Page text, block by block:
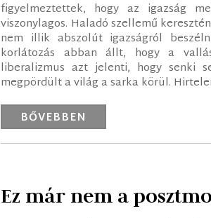
figyelmeztettek, hogy az igazság
viszonylagos. Haladó szellemű
nem illik abszolút igazságról
korlátozás abban állt, hogy a
liberalizmus azt jelenti, hogy senki
megpördült a világ a sarka körül.
BŐVEBBEN
Ez már nem a